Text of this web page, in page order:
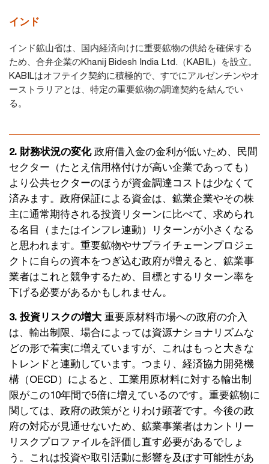
インド
インド鉱山省は、国内経済向けに重要鉱物の供給を確保する
ため、合弁企業のKhanij Bidesh India Ltd.（KABIL）を設立。
KABILはオフテイク契約に積極的で、すでにアルゼンチンやオ
ーストラリアとは、特定の重要鉱物の調達契約を結んでい
る。
2. 財務状況の変化 政府借入金の金利が低いため、民間
セクター（たとえ信用格付けが高い企業であっても）
より公共セクターのほうが資金調達コストは少なくて
済みます。政府保証による資金は、鉱業企業やその株
主に通常期待される投資リターンに比べて、求められ
る名目（またはインフレ連動）リターンが小さくなる
と思われます。重要鉱物やサプライチェーンプロジェ
クトに自らの資本をつぎ込む政府が増えると、鉱業事
業者はこれと競争するため、目標とするリターン率を
下げる必要があるかもしれません。
3. 投資リスクの増大 重要原材料市場への政府の介入
は、輸出制限、場合によっては資源ナショナリズムな
どの形で着実に増えていますが、これはもっと大きな
トレンドと連動しています。つまり、経済協力開発機
構（OECD）によると、工業用原材料に対する輸出制
限がこの10年間で5倍に増えているのです。重要鉱物に
関しては、政府の政策がとりわけ顕著です。今後の政
府の対応が見通せないため、鉱業事業者はカントリー
リスクプロファイルを評価し直す必要があるでしょ
う。これは投資や取引活動に影響を及ぼす可能性があ